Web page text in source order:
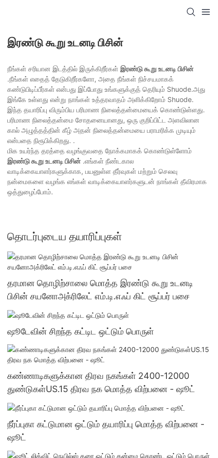
இரண்டு கூறு உடனடி பிசின்
நீங்கள் சரியான இடத்தில் இருக்கிறீர்கள் இரண்டு கூறு உடனடி பிசின்
.நீங்கள் எதைத் தேடுகிறீர்களோ, அதை நீங்கள் நிச்சயமாகக்
கண்டுபிடிப்பீர்கள் என்பது இப்போது உங்களுக்குத் தெரியும் Shuode.அது
இங்கே உள்ளது என்று நாங்கள் உத்தரவாதம் அளிக்கிறோம் Shuode.
இந்த தயாரிப்பு விரும்பிய பரிமாண நிலைத்தன்மையைக் கொண்டுள்ளது.
பரிமாண நிலைத்தன்மை சோதனையானது, ஒரு குறிப்பிட்ட அளவிலான
கால் அழுத்தத்தின் கீழ் அதன் நிலைத்தன்மையை பராமரிக்க முடியும்
என்பதை நிரூபிக்கிறது. .
மிக உயர்ந்த தரத்தை வழங்குவதை நோக்கமாகக் கொண்டுள்ளோம்
இரண்டு கூறு உடனடி பிசின் .எங்கள் நீண்டகால
வாடிக்கையாளர்களுக்காக, பயனுள்ள தீர்வுகள் மற்றும் செலவு
நன்மைகளை வழங்க எங்கள் வாடிக்கையாளர்களுடன் நாங்கள் தீவிரமாக
ஒத்துழைப்போம்.
தொடர்புடைய தயாரிப்புகள்
தரமான தொழிற்சாலை மொத்த இரண்டு கூறு உடனடி
பிசின் சயனோஅக்ரிலேட் எம்.டி.எஃப் கிட் சூப்பர் பசை
ஷூடேவின் சிறந்த கட்டிட ஒட்டும் பொருள்
கண்ணாடிகளுக்கான திரவ நகங்கள் 2400-12000
துண்டுகள்US.15 திரவ நக மொத்த விற்பனை - ஷூட்
நீர்ப்புகா கட்டுமான ஒட்டும் தயாரிப்பு மொத்த விற்பனை -
ஷூட்